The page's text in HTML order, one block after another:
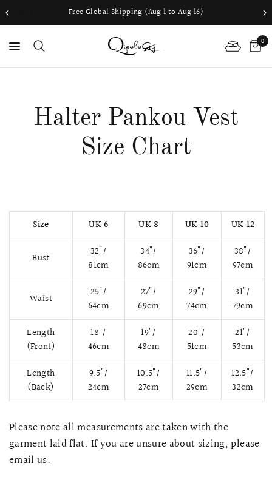
(Aug 1 to Aug 16) 我們提
0
Halter Pankou Vest
Size Chart
Size UK 6 UK 8 UK 10 UK 12
Bust
32"/
81cm
34"/
86cm
36"/
91cm
38"/
97cm
Waist
25"/
64cm
27"/
69cm
29"/
74cm
31"/
79cm
Length
(Front)
18"/
46cm
19"/
48cm
20"/
51cm
21"/
53cm
Length
(Back)
9.5"/
24cm
10.5"/
27cm
11.5"/
29cm
12.5"/
32cm
Please note all measurements are taken with the
garment laid flat. If you are unsure about sizing, please
email us.
快速瀏覽
蕾絲魚尾裙旗袍